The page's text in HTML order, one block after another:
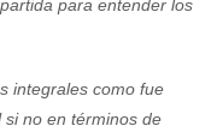
para entender los
integrales como fue
no en términos de